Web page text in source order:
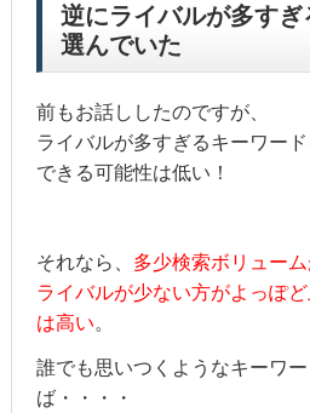
逆にライバルが多す
選んでいた
前もお話ししたのですが、
ライバルが多すぎるキーワー
できる可能性は低い！
それなら、 多少検索ボリュー
ライバルが少ない方がよっぽ
は高い。
誰でも思いつくようなキーワ
ば・・・・